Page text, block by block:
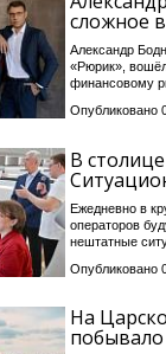
сложное
Александр
«Рюрик»,
финансовому
Опубликовано
В
Ежедневно в
операторов
нештатные
Опубликовано
На